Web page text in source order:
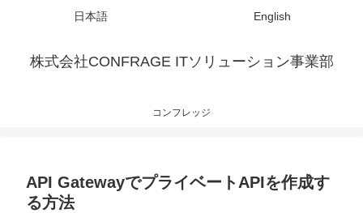
株式会社CONFRAGE ITソリューション事業部
コンフレッジ
日本語 English
API GatewayでプライベートAPIを作成す
る方法